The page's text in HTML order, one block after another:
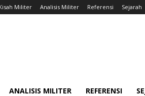
Militer Analisis Militer Referensi Sejarah
ANALISIS MILITER REFERENSI